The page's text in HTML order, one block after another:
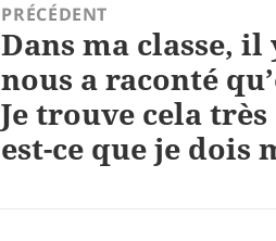
PRÉCÉDENT
Article
précédent :
Dans ma classe,
nous a raconté
Je trouve cela
est-ce que je dois